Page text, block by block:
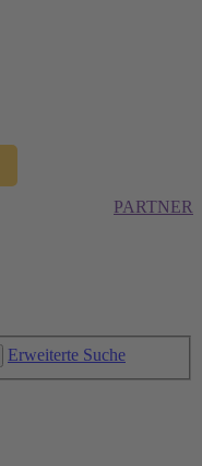
PARTNER
Erweiterte Suche